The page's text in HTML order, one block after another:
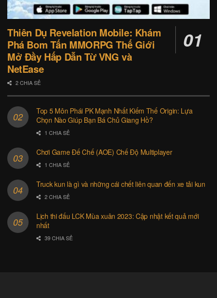
Thiên Dụ Revelation Mobile: Khám
Phá Bom Tấn MMORPG Thế Giới
Mở Đầy Hấp Dẫn Từ VNG và
NetEase
2 CHIA SẺ
Top 5 Môn Phái PK Mạnh Nhất Kiếm Thế Origin: Lựa
Chọn Nào Giúp Bạn Bá Chủ Giang Hồ?
1 CHIA SẺ
Chơi Game Đế Chế (AOE) Chế Độ Multiplayer
1 CHIA SẺ
Truck kun là gì và những cái chết liên quan đến xe tải kun
2 CHIA SẺ
Lịch thi đấu LCK Mùa xuân 2023: Cập nhật kết quả mới
nhất
39 CHIA SẺ